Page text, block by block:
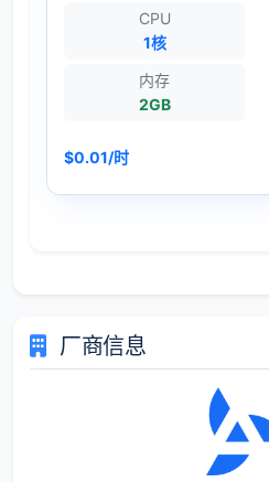
CPU
1核
内存
2GB
$0.01/时
厂商信息